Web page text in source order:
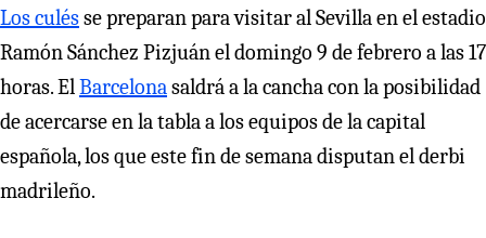
Los culésse preparan para visitar al Sevilla en el estadio
Ramón Sánchez Pizjuán el domingo 9 de febrero a las 17
horas. El Barcelona saldrá a la cancha con la posibilidad
de acercarse en la tabla a los equipos de la capital
española, los que este fin de semana disputan el derbi
madrileño.